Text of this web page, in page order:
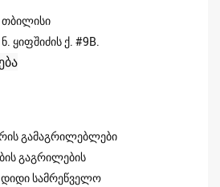
თბილისი
ნ. ყიფშიძის ქ. #9B.
გამაგრილებლები
გაგრილების
დიდი სამრეწველო